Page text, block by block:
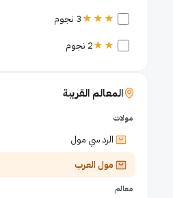
★★★3 نجوم
★★2 نجوم
المعالم القريبة
مولات
الرد سي مول
مول العرب
معالم